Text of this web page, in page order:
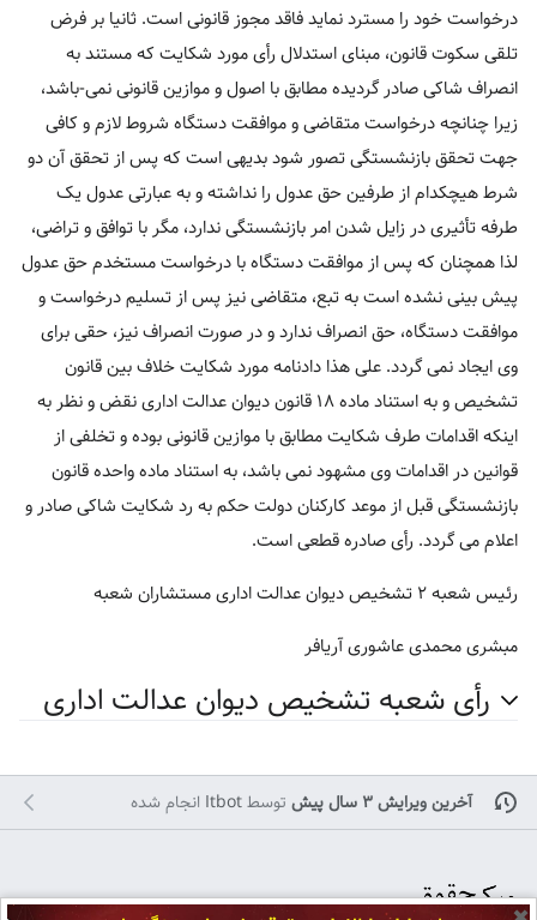
درخواست خود را مسترد نماید فاقد مجوز قانونی است. ثانیا بر فرض
تلقی سکوت قانون، مبنای استدلال رأی مورد شکایت که مستند به
انصراف شاکی صادر گردیده مطابق با اصول و موازین قانونی نمی-باشد،
زیرا چنانچه درخواست متقاضی و موافقت دستگاه شروط لازم و کافی
جهت تحقق بازنشستگی تصور شود بدیهی است که پس از تحقق آن دو
شرط هیچکدام از طرفین حق عدول را نداشته و به عبارتی عدول یک
طرفه تأثیری در زایل شدن امر بازنشستگی ندارد، مگر با توافق و تراضی،
لذا همچنان که پس از موافقت دستگاه با درخواست مستخدم حق عدول
پیش بینی نشده است به تبع، متقاضی نیز پس از تسلیم درخواست و
موافقت دستگاه، حق انصراف ندارد و در صورت انصراف نیز، حقی برای
وی ایجاد نمی گردد. علی هذا دادنامه مورد شکایت خلاف بین قانون
تشخیص و به استناد ماده ۱۸ قانون دیوان عدالت اداری نقض و نظر به
اینکه اقدامات طرف شکایت مطابق با موازین قانونی بوده و تخلفی از
قوانین در اقدامات وی مشهود نمی باشد، به استناد ماده واحده قانون
بازنشستگی قبل از موعد کارکنان دولت حکم به رد شکایت شاکی صادر و
اعلام می گردد. رأی صادره قطعی است.
رئیس شعبه ۲ تشخیص دیوان عدالت اداری مستشاران شعبه
مبشری محمدی عاشوری آریافر
رأی شعبه تشخیص دیوان عدالت اداری
آخرین ویرایش ۳ سال پیش توسطItbot انجام شده